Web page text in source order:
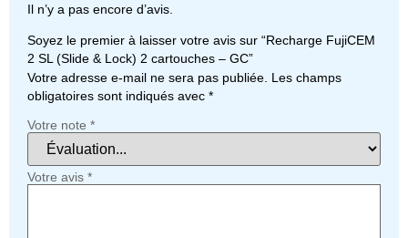
Il n’y a pas encore d’avis.
Soyez le premier à laisser votre avis sur “Recharge FujiCEM
2 SL (Slide & Lock) 2 cartouches – GC”
Votre adresse e-mail ne sera pas publiée. Les champs
obligatoires sont indiqués avec *
Votre note *
Votre avis *